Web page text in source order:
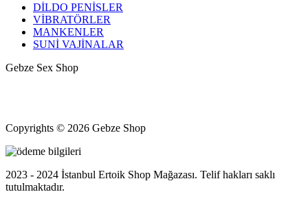
DİLDO PENİSLER
VİBRATÖRLER
MANKENLER
SUNİ VAJİNALAR
Gebze Sex Shop
Copyrights © 2026 Gebze Shop
2023 - 2024 İstanbul Ertoik Shop Mağazası. Telif hakları saklı
tutulmaktadır.